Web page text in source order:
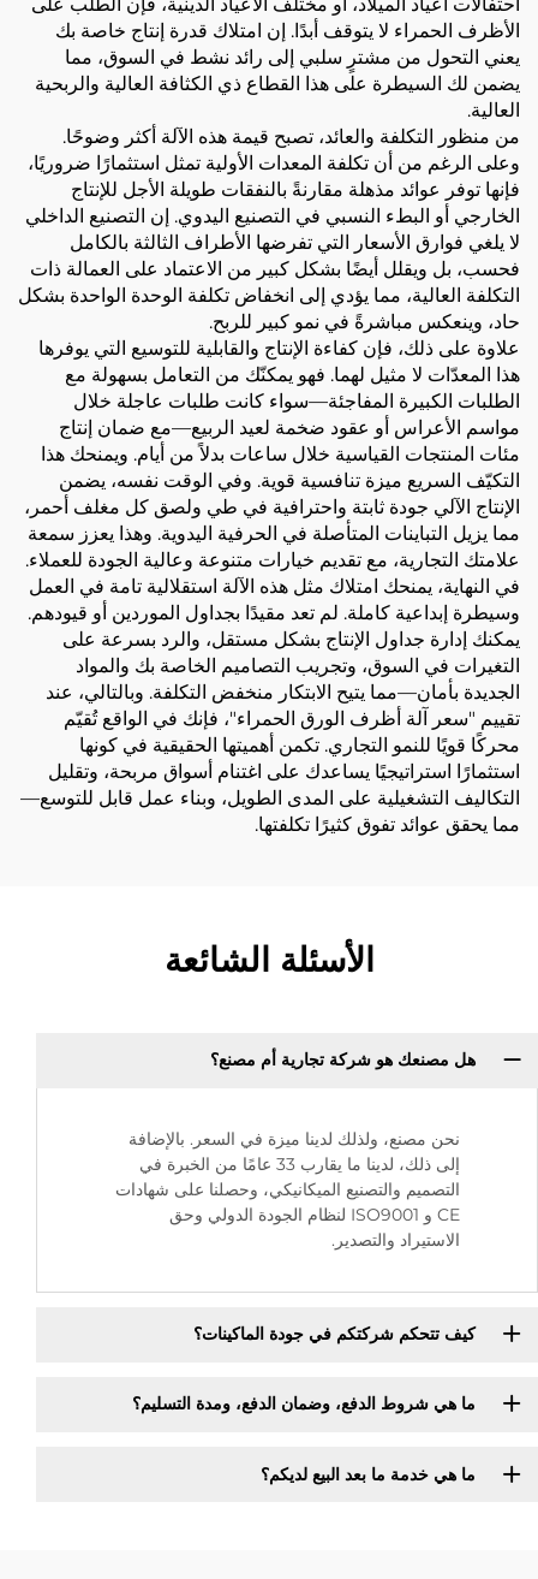
الأظرف الحمراء لا يتوقف أبدًا. إن امتلاك قدرة إنتاج خاصة بك
يعني التحول من مشترٍ سلبي إلى رائد نشط في السوق، مما
يضمن لك السيطرة على هذا القطاع ذي الكثافة العالية والربحية
العالية.
من منظور التكلفة والعائد، تصبح قيمة هذه الآلة أكثر وضوحًا.
وعلى الرغم من أن تكلفة المعدات الأولية تمثل استثمارًا ضروريًا،
فإنها توفر عوائد مذهلة مقارنةً بالنفقات طويلة الأجل للإنتاج
الخارجي أو البطء النسبي في التصنيع اليدوي. إن التصنيع الداخلي
لا يلغي فوارق الأسعار التي تفرضها الأطراف الثالثة بالكامل
فحسب، بل ويقلل أيضًا بشكل كبير من الاعتماد على العمالة ذات
التكلفة العالية، مما يؤدي إلى انخفاض تكلفة الوحدة الواحدة بشكل
حاد، وينعكس مباشرةً في نمو كبير للربح.
علاوة على ذلك، فإن كفاءة الإنتاج والقابلية للتوسيع التي يوفرها
هذا المعدّات لا مثيل لهما. فهو يمكنّك من التعامل بسهولة مع
الطلبات الكبيرة المفاجئة—سواء كانت طلبات عاجلة خلال
مواسم الأعراس أو عقود ضخمة لعيد الربيع—مع ضمان إنتاج
مئات المنتجات القياسية خلال ساعات بدلاً من أيام. ويمنحك هذا
التكيّف السريع ميزة تنافسية قوية. وفي الوقت نفسه، يضمن
الإنتاج الآلي جودة ثابتة واحترافية في طي ولصق كل مغلف أحمر،
مما يزيل التباينات المتأصلة في الحرفية اليدوية. وهذا يعزز سمعة
علامتك التجارية، مع تقديم خيارات متنوعة وعالية الجودة للعملاء.
في النهاية، يمنحك امتلاك مثل هذه الآلة استقلالية تامة في العمل
وسيطرة إبداعية كاملة. لم تعد مقيدًا بجداول الموردين أو قيودهم.
يمكنك إدارة جداول الإنتاج بشكل مستقل، والرد بسرعة على
التغيرات في السوق، وتجريب التصاميم الخاصة بك والمواد
الجديدة بأمان—مما يتيح الابتكار منخفض التكلفة. وبالتالي، عند
تقييم "سعر آلة أظرف الورق الحمراء"، فإنك في الواقع تُقيّم
محركًا قويًا للنمو التجاري. تكمن أهميتها الحقيقية في كونها
استثمارًا استراتيجيًا يساعدك على اغتنام أسواق مربحة، وتقليل
التكاليف التشغيلية على المدى الطويل، وبناء عمل قابل للتوسع—
مما يحقق عوائد تفوق كثيرًا تكلفتها.
الأسئلة الشائعة
هل مصنعك هو شركة تجارية أم مصنع؟
نحن مصنع، ولذلك لدينا ميزة في السعر. بالإضافة
إلى ذلك، لدينا ما يقارب 33 عامًا من الخبرة في
التصميم والتصنيع الميكانيكي، وحصلنا على شهادات
CE و ISO9001 لنظام الجودة الدولي وحق
الاستيراد والتصدير.
كيف تتحكم شركتكم في جودة الماكينات؟
ما هي شروط الدفع، وضمان الدفع، ومدة التسليم؟
ما هي خدمة ما بعد البيع لديكم؟